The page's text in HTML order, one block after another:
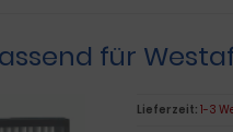
für
Lieferzeit: 1-3